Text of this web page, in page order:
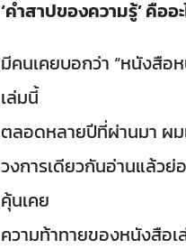
‘คำสาปของความรู้’ คือ
มีคนเคยบอกว่า “หนังสือ
เล่มนี้
ตลอดหลายปีที่ผ่านมา ผม
วงการเดียวกันอ่านแล้วย่
คุ้นเคย
ความท้าทายของหนังสือเ